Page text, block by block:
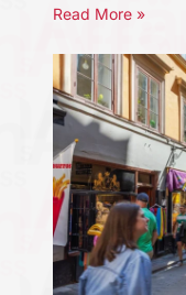
Read More »